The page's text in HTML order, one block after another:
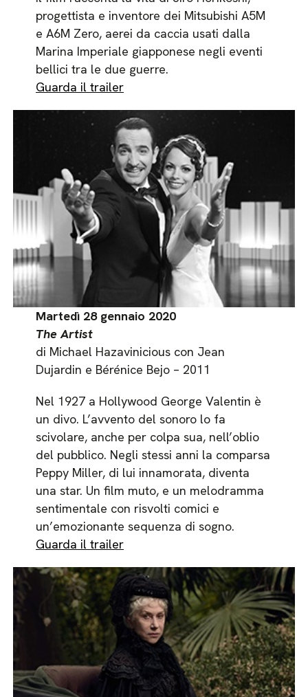
progettista e inventore dei Mitsubishi A5M
e A6M Zero, aerei da caccia usati dalla
Marina Imperiale giapponese negli eventi
bellici tra le due guerre.
Guarda il trailer
Martedì 28 gennaio 2020
The Artist
di Michael Hazavinicious con Jean
Dujardin e Bérénice Bejo – 2011
Nel 1927 a Hollywood George Valentin è
un divo. L’avvento del sonoro lo fa
scivolare, anche per colpa sua, nell’oblio
del pubblico. Negli stessi anni la comparsa
Peppy Miller, di lui innamorata, diventa
una star. Un film muto, e un melodramma
sentimentale con risvolti comici e
un’emozionante sequenza di sogno.
Guarda il trailer